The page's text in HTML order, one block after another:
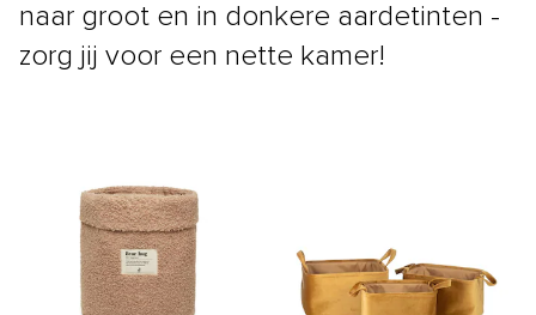
naar groot en in donkere aardetinten -
zorg jij voor een nette kamer!